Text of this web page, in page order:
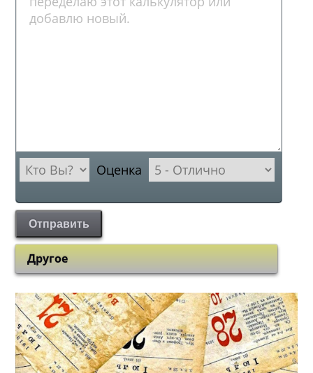
Оценка
Отправить
Другое